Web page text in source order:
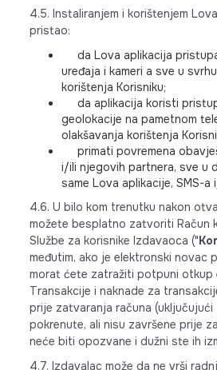
4.5. Instaliranjem i korištenjem
pristao:
da Lova aplikacija
uređaja i kameri a sve u
korištenja Korisniku;
da aplikacija koristi
geolokacije na pametnom
olakšavanja korištenja
primati povremena
i/ili njegovih partnera, sve u
same Lova aplikacije, SMS-a
4.6. U bilo kom trenutku nakon
možete besplatno zatvoriti Račun
Službe za korisnike Izdavaoca ("
međutim, ako je elektronski novac
morat ćete zatražiti potpuni otkup
Transakcije i naknade za
prije zatvaranja računa
pokrenute, ali nisu završene prije
neće biti opozvane i dužni ste ih
4.7. Izdavalac može da ne vrši